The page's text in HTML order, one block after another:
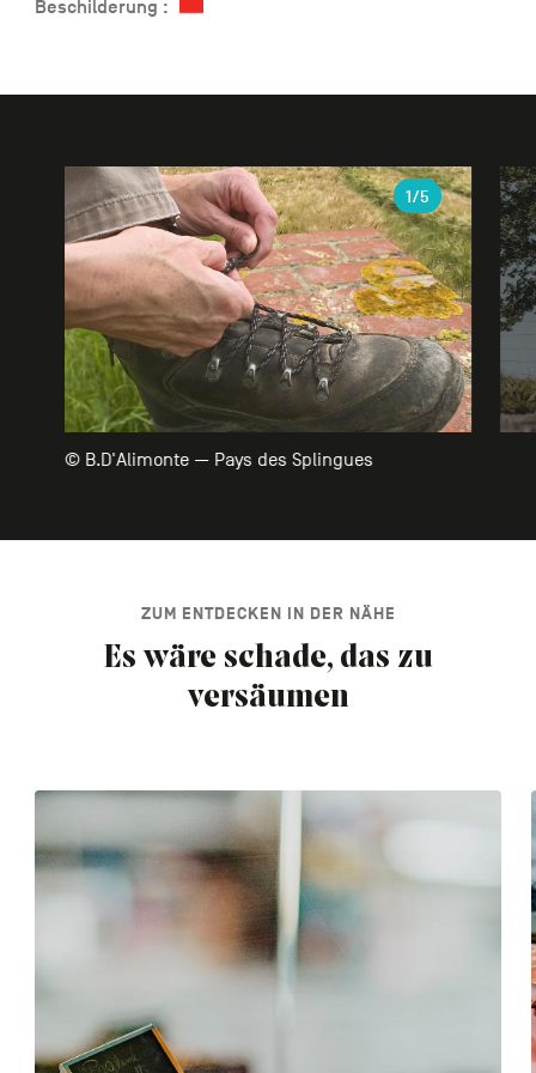
Beschilderung :
Galerie
© B.D'Alimonte — Pays des Splingues
1/5
ZUM ENTDECKEN IN DER NÄHE
Es wäre schade, das zu
versäumen